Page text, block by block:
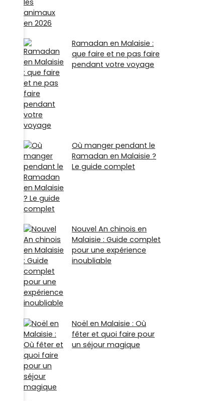
Ramadan en Malaisie :
que faire et ne pas faire
pendant votre voyage
Où manger pendant le
Ramadan en Malaisie ?
Le guide complet
Nouvel An chinois en
Malaisie : Guide complet
pour une expérience
inoubliable
Noël en Malaisie : Où
fêter et quoi faire pour
un séjour magique